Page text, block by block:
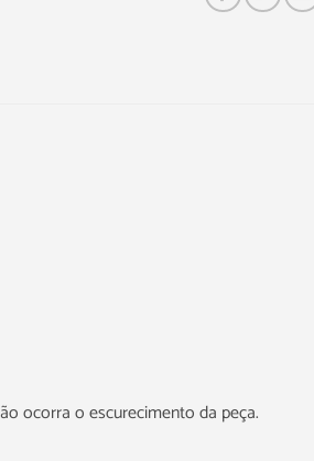
ocorra o escurecimento da peça.